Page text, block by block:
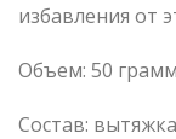
избавления от
Объем: 50 грамм
Состав: